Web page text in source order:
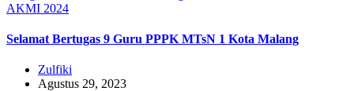
Selamat Bertugas 9 Guru PPPK MTsN 1 Kota Malang
Zulfiki
Agustus 29, 2023